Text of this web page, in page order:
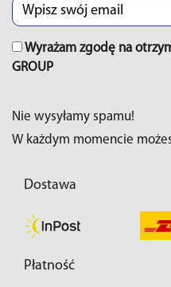
Wyrażam zgodę na
GROUP
Nie wysyłamy spamu!
W każdym momencie
Dostawa
Płatność